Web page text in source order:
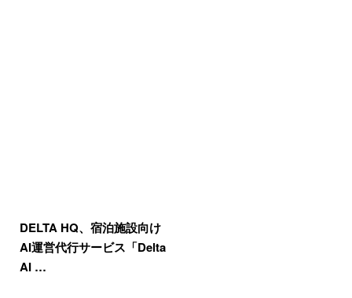
DELTA HQ、宿泊施設向け
AI運営代行サービス「Delta
AI …